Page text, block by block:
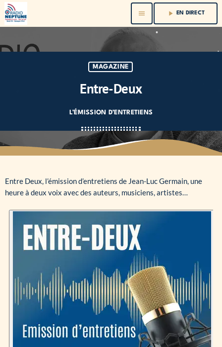
menu play_arrow EN DIRECT
MAGAZINE
Entre-Deux
L’ÉMISSION D’ENTRETIENS
Entre Deux, l’émission d’entretiens de Jean-Luc Germain, une
heure à deux voix avec des auteurs, musiciens, artistes…